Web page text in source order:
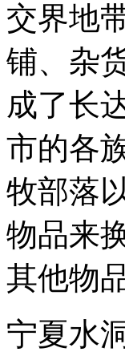
交界地
铺、杂
成了长
市的各
牧部落
物品来
其他物品
宁夏水